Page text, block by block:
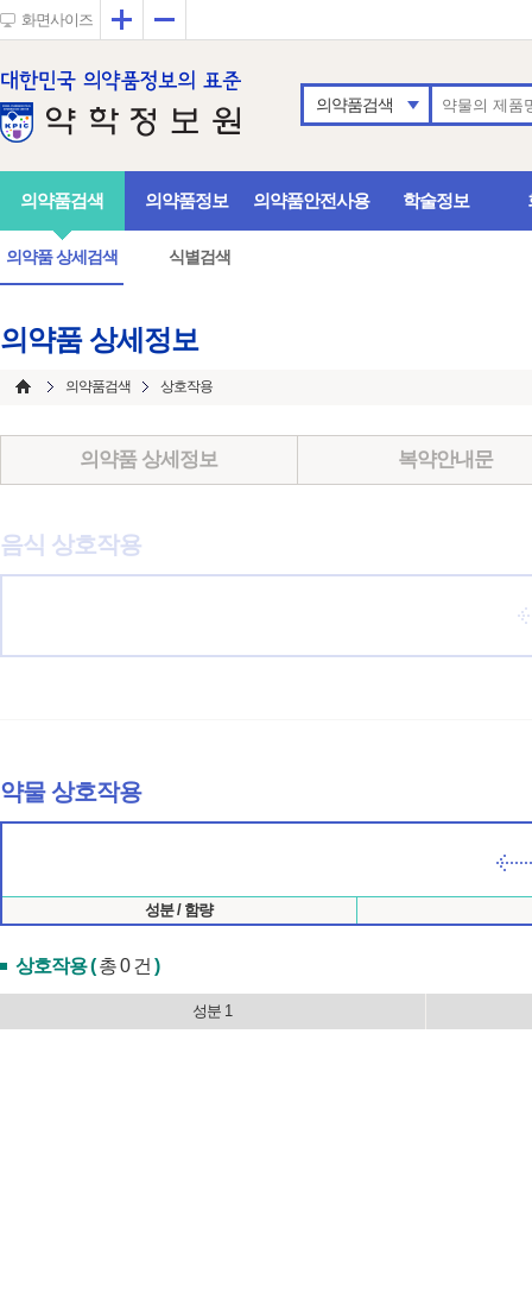
화면사이즈 확대
의약품검색
의약품검색
의약품 상세검색 식별검색
의약품정보 의약품안전사용 학술정보
의약품 상세정보
의약품검색 상호작용
의약품 상세정보 복약안내문
음식 상호작용
약물 상호작용
성분 / 함량
상호작용 (총 0 건 )
성분 1